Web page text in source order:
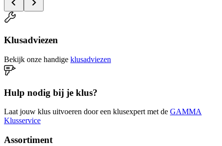
Klusadviezen
Bekijk onze handige klusadviezen
Hulp nodig bij je klus?
Laat jouw klus uitvoeren door een klusexpert met de GAMMA
Klusservice
Assortiment